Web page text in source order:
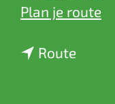
Plan je routen
Routen